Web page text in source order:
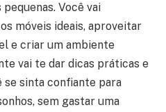
Você vai
móveis ideais, aproveitar
e criar um ambiente
vai te dar dicas práticas e
se sinta confiante para
sem gastar uma